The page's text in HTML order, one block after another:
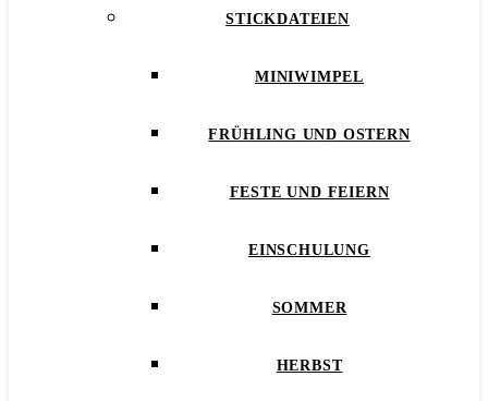
STICKDATEIEN
MINIWIMPEL
FRÜHLING UND OSTERN
FESTE UND FEIERN
EINSCHULUNG
SOMMER
HERBST